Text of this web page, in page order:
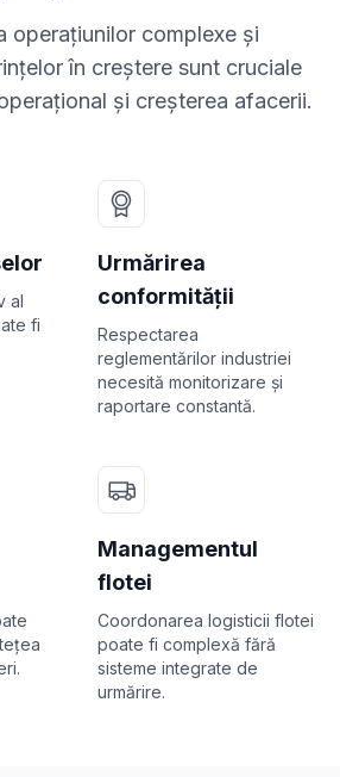
operațiunilor complexe și
în creștere sunt cruciale
și creșterea afacerii.
al
fi
Urmărirea
conformității
Respectarea
reglementărilor industriei
necesită monitorizare și
raportare constantă.
Managementul
flotei
Coordonarea logisticii flotei
poate fi complexă fără
sisteme integrate de
urmărire.